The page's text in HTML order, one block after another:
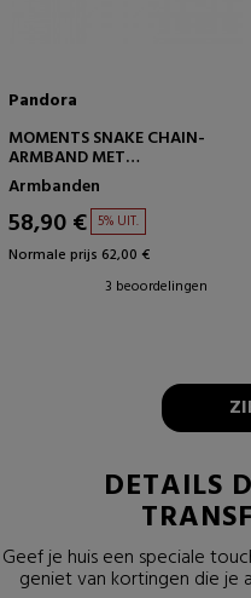
Pandora
MOMENTS SNAKE CHAIN-
ARMBAND MET
HARTSLUITING 59071916
Armbanden
58,90 € 5% UIT.
Normale prijs 62,00 €
3 beoordelingen
DETAILS
Geef je huis een speciale
geniet van kortingen die je